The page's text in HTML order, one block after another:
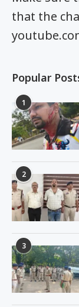
that the
Popular
1
2
3